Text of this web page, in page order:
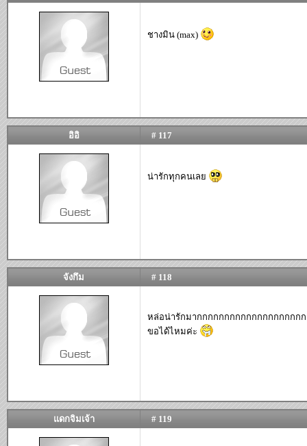
ชางมิน (max)
อิอิ # 117
น่ารักทุกคนเลย
จังกึม # 118
หล่อน่ารักมากกกกกกกกกกกกกกกกกกก
ขอได้ไหมค่ะ
แดกจิมเจ้า # 119